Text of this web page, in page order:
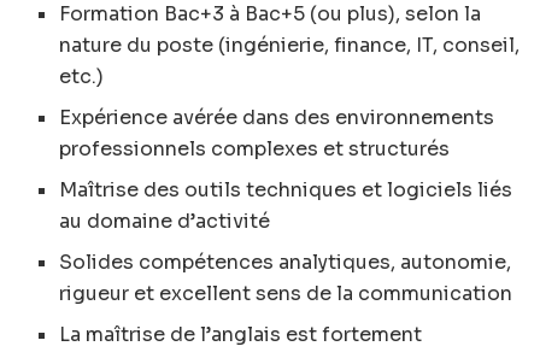
Formation Bac+3 à Bac+5 (ou plus), selon la
nature du poste (ingénierie, finance, IT, conseil,
etc.)
Expérience avérée dans des environnements
professionnels complexes et structurés
Maîtrise des outils techniques et logiciels liés
au domaine d’activité
Solides compétences analytiques, autonomie,
rigueur et excellent sens de la communication
La maîtrise de l’anglais est fortement